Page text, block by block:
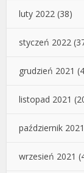
luty 2022 (38)
styczeń 2022
grudzień 2021
listopad 2021
październik 2021
wrzesień 2021